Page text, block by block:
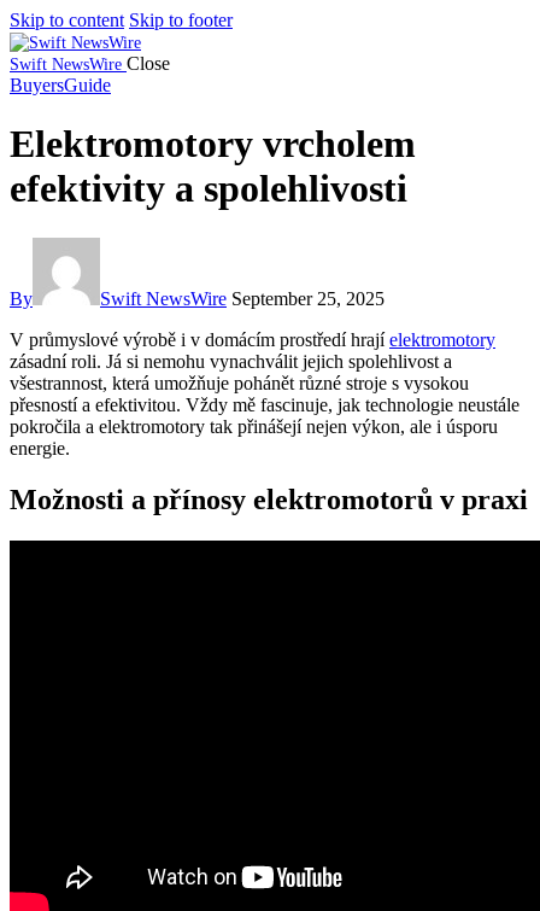
Skip to content Skip to footer
Swift NewsWire Close
BuyersGuide
Elektromotory vrcholem
efektivity a spolehlivosti
By Swift NewsWire September 25, 2025
V průmyslové výrobě i v domácím prostředí hrajíelektromotory
zásadní roli. Já si nemohu vynachválit jejich spolehlivost a
všestrannost, která umožňuje pohánět různé stroje s vysokou
přesností a efektivitou. Vždy mě fascinuje, jak technologie neustále
pokročila a elektromotory tak přinášejí nejen výkon, ale i úsporu
energie.
Možnosti a přínosy elektromotorů v praxi